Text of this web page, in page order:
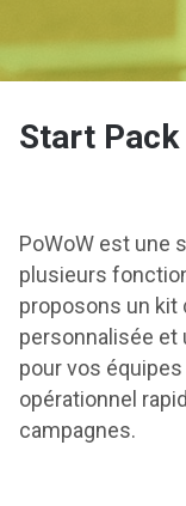
Start
PoWoW est une
plusieurs
proposons un kit
personnalisée et
pour vos
opérationnel
campagnes.